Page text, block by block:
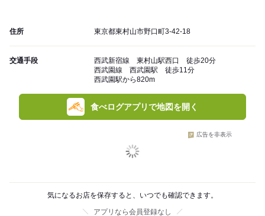
住所 東京都東村山市野口町3-42-18
交通手段
西武新宿線 東村山駅西口 徒歩20分
西武園線 西武園駅 徒歩11分
西武園駅から820m
食べログアプリで地図を開く
広告を非表示
気になるお店を保存すると、いつでも確認できます。
アプリなら会員登録なし